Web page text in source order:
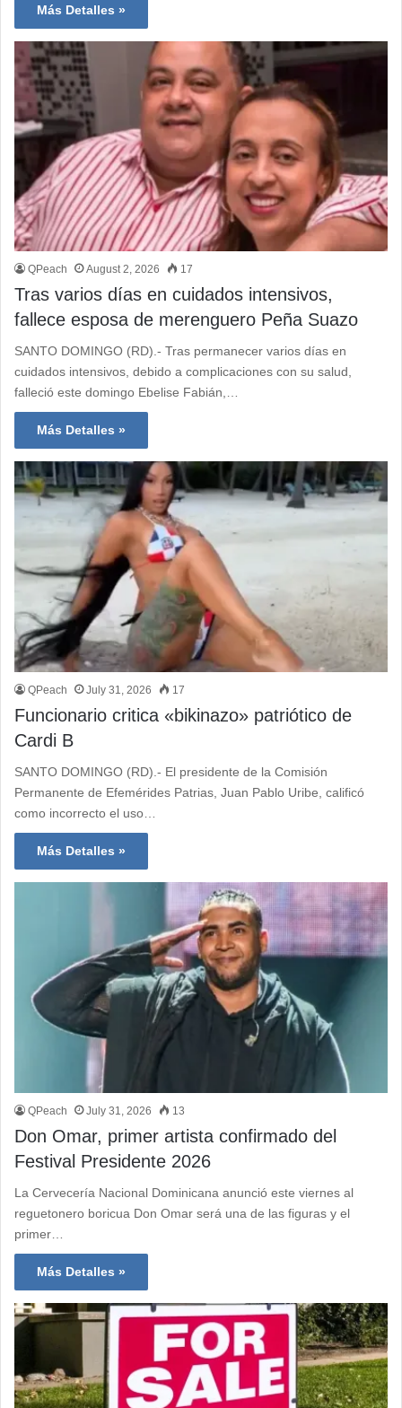
Más Detalles »
QPeach August 2, 2026 17
Tras varios días en cuidados intensivos,
fallece esposa de merenguero Peña Suazo
SANTO DOMINGO (RD).- Tras permanecer varios días en
cuidados intensivos, debido a complicaciones con su salud,
falleció este domingo Ebelise Fabián,…
Más Detalles »
QPeach July 31, 2026 17
Funcionario critica «bikinazo» patriótico de
Cardi B
SANTO DOMINGO (RD).- El presidente de la Comisión
Permanente de Efemérides Patrias, Juan Pablo Uribe, calificó
como incorrecto el uso…
Más Detalles »
QPeach July 31, 2026 13
Don Omar, primer artista confirmado del
Festival Presidente 2026
La Cervecería Nacional Dominicana anunció este viernes al
reguetonero boricua Don Omar será una de las figuras y el
primer…
Más Detalles »